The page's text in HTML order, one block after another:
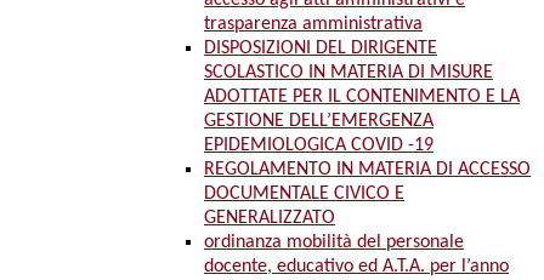
trasparenza amministrativa
DISPOSIZIONI DEL DIRIGENTE
SCOLASTICO IN MATERIA DI MISURE
ADOTTATE PER IL CONTENIMENTO E LA
GESTIONE DELL’EMERGENZA
EPIDEMIOLOGICA COVID -19
REGOLAMENTO IN MATERIA DI ACCESSO
DOCUMENTALE CIVICO E
GENERALIZZATO
ordinanza mobilità del personale
docente, educativo ed A.T.A. per l’anno